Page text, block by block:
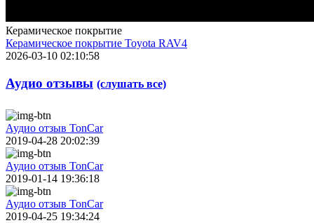
Керамическое покрытие
Керамическое покрытие Toyota RAV4
2026-03-10 02:10:58
Аудио отзывы (слушать все)
Аудио отзыв TonCar
2019-04-28 20:02:39
Аудио отзыв TonCar
2019-01-14 19:36:18
Аудио отзыв TonCar
2019-04-25 19:34:24